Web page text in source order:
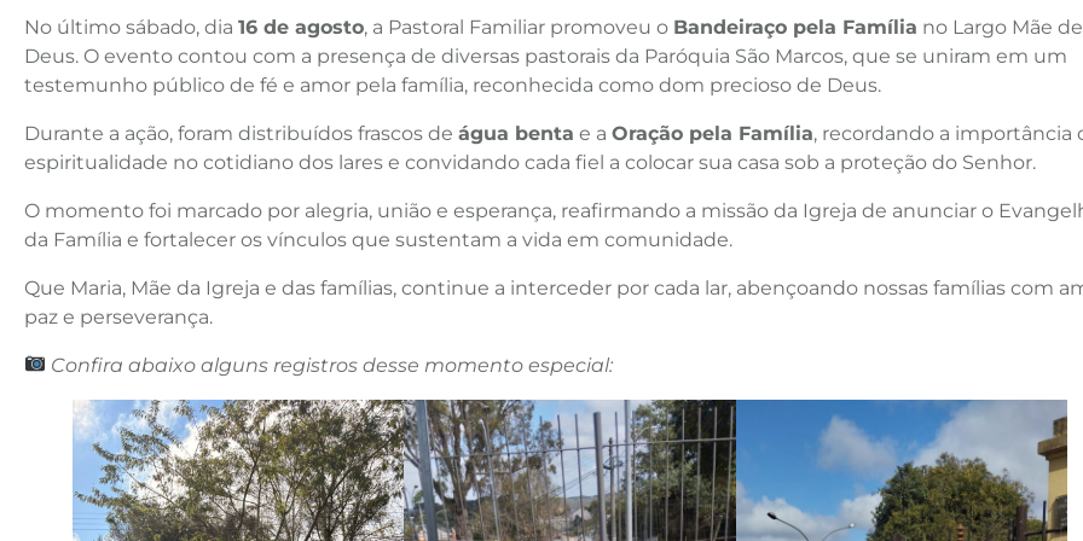
No último sábado, dia 16 de agosto, a Pastoral Familiar promoveu o Bandeiraço pela Família no Largo Mãe de
Deus. O evento contou com a presença de diversas pastorais da Paróquia São Marcos, que se uniram em um
testemunho público de fé e amor pela família, reconhecida como dom precioso de Deus.
Durante a ação, foram distribuídos frascos de água benta e a Oração pela Família, recordando a importância
espiritualidade no cotidiano dos lares e convidando cada fiel a colocar sua casa sob a proteção do Senhor.
O momento foi marcado por alegria, união e esperança, reafirmando a missão da Igreja de anunciar o
da Família e fortalecer os vínculos que sustentam a vida em comunidade.
Que Maria, Mãe da Igreja e das famílias, continue a interceder por cada lar, abençoando nossas famílias com
paz e perseverança.
Confira abaixo alguns registros desse momento especial: